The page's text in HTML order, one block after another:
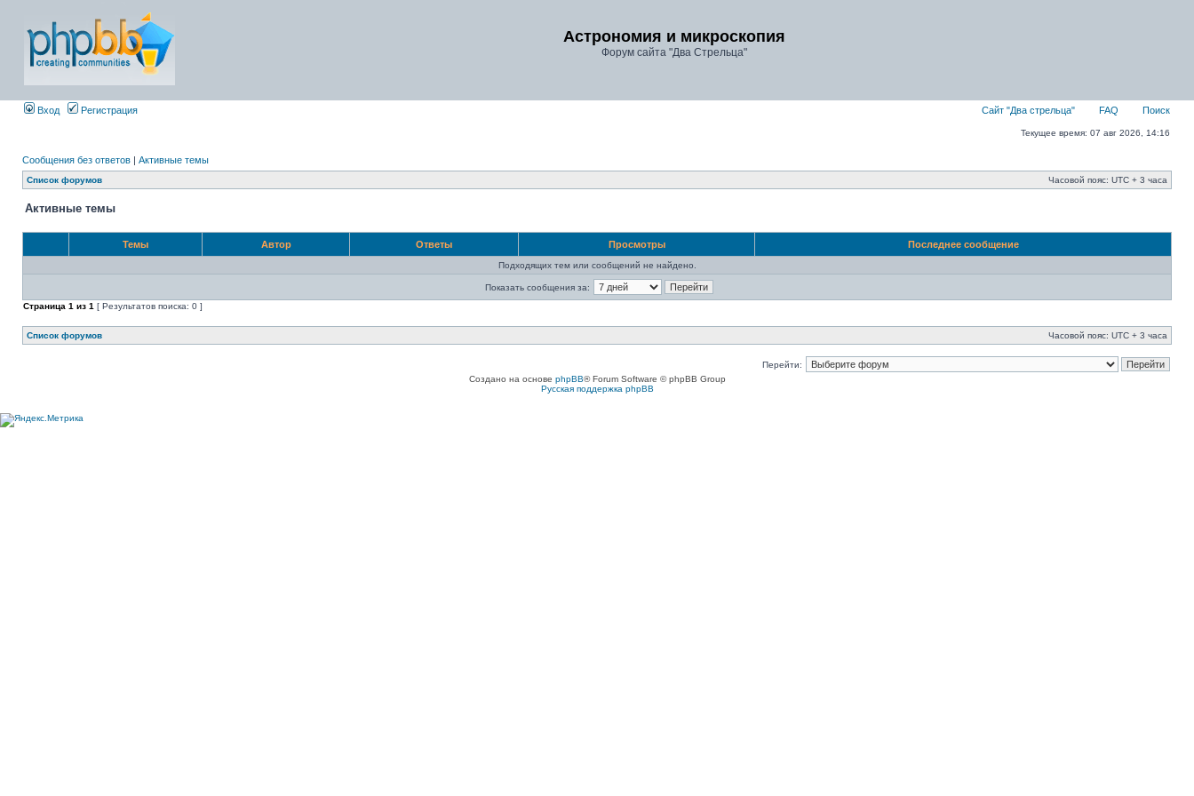
Астрономия и микроскопия
Форум сайта "Два Стрельца"
Вход Регистрация Сайт "Два стрельца" FAQ Поиск
Текущее время: 07 авг 2026, 14:16
Сообщения без ответов | Активные темы
Список форумов Часовой пояс: UTC + 3 часа
Активные темы
Темы Автор Ответы Просмотры Последнее сообщение
Подходящих тем или сообщений не найдено.
Показать сообщения за:
Страница 1 из 1 [ Результатов поиска: 0 ]
Список форумов Часовой пояс: UTC + 3 часа
Перейти:
Создано на основе phpBB® Forum Software © phpBB Group
Русская поддержка phpBB